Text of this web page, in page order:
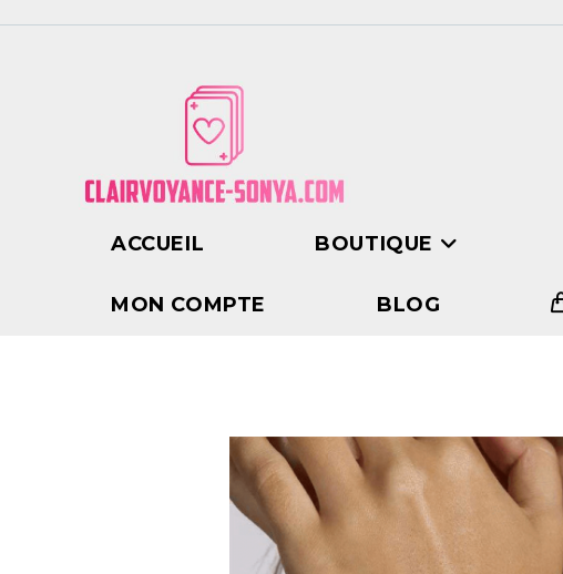
ACCUEIL BOUTIQUE
MON COMPTE BLOG